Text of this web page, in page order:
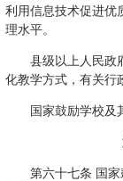
利用信息技术促进优
理水平。
县级以上人民政府
化教学方式，有关行
国家鼓励学校及其
第六十七条 国家